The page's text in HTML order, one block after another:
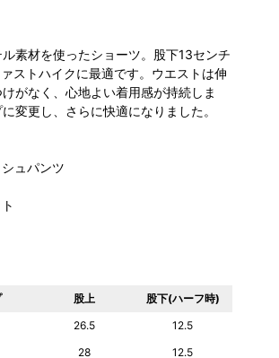
素材を使ったショーツ。股下13センチ
ストハイクに最適です。ウエストは伸
がなく、心地よい着用感が持続しま
変更し、さらに快適になりました。
ュパンツ
股上
股下(ハーフ時)
26.5
12.5
28 12.5